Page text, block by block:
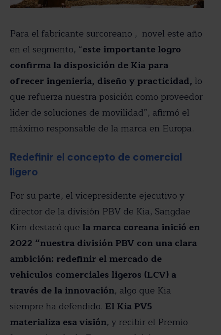
Para el fabricante surcoreano , novel este año
en el segmento, “este importante logro
confirma la disposición de Kia para
ofrecer ingeniería, diseño y practicidad, lo
que refuerza nuestra posición como proveedor
líder de soluciones de movilidad”, afirmó el
máximo responsable de la marca en Europa.
Redefinir el concepto de comercial
ligero
Por su parte, el vicepresidente ejecutivo y
director de la división PBV de Kia, Sangdae
Kim destacó que la marca coreana inició en
2022 “nuestra división PBV con una clara
ambición: redefinir el mercado de
vehículos comerciales ligeros (LCV) a
través de la innovación, algo que Kia
siempre ha defendido. El Kia PV5
materializa esa visión, y recibir el Premio